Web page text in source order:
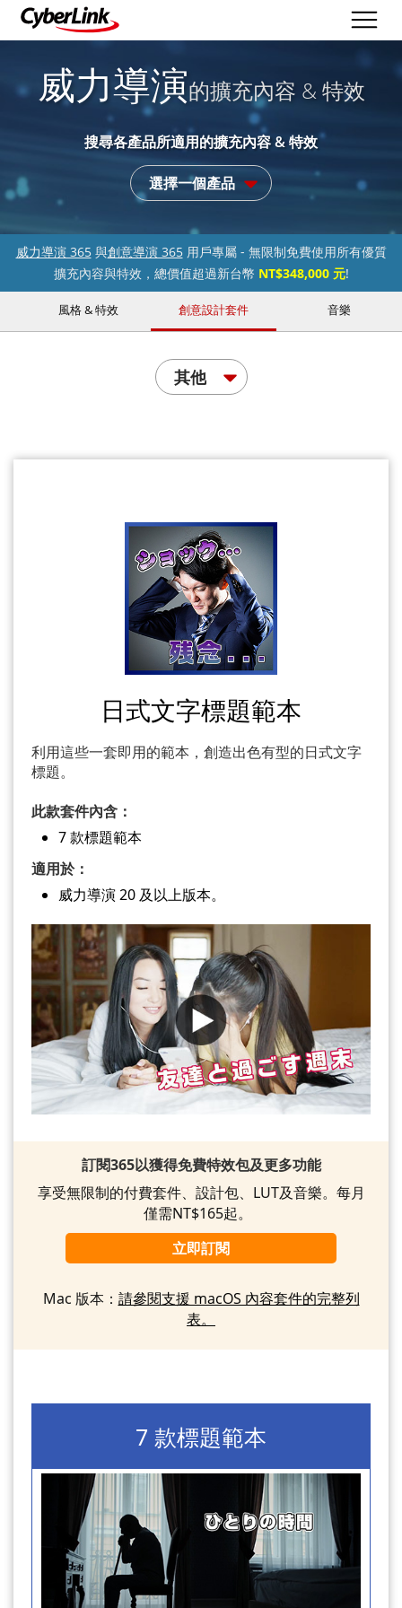
威力導演的擴充內容 & 特效
搜尋各產品所適用的擴充內容 & 特效
選擇一個產品
威力導演 365與創意導演 365用戶專屬 - 無限制免費使用所有優質
擴充內容與特效，總價值超過新台幣 NT$348,000 元!
風格 & 特效 創意設計套件 音樂
其他
日式文字標題範本
利用這些一套即用的範本，創造出色有型的日式文字
標題。
此款套件內含：
7 款標題範本
適用於：
威力導演 20 及以上版本。
訂閱365以獲得免費特效包及更多功能
享受無限制的付費套件、設計包、LUT及音樂。每月
僅需NT$165起。
立即訂閱
Mac 版本： 請參閱支援 macOS 內容套件的完整列
表。
7 款標題範本